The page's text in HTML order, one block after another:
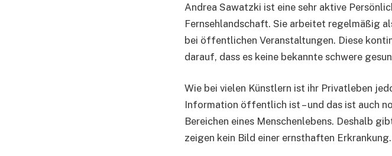
Andrea Sawatzki ist eine sehr aktive
Fernsehlandschaft. Sie arbeitet regelmäßig
bei öffentlichen Veranstaltungen. Diese
darauf, dass es keine bekannte schwere
Wie bei vielen Künstlern ist ihr Privatleben
Information öffentlich ist – und das ist auch
Bereichen eines Menschenlebens. Deshalb
zeigen kein Bild einer ernsthaften Erkrankung.